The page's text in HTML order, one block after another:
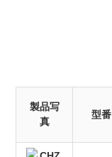
製品写
真
型番